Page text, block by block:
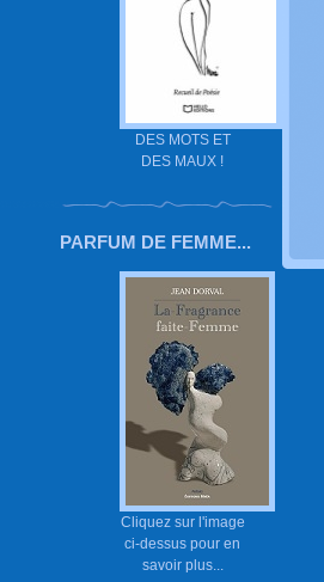
DES MOTS ET
DES MAUX !
PARFUM DE FEMME...
Cliquez sur l'image
ci-dessus pour en
savoir plus...